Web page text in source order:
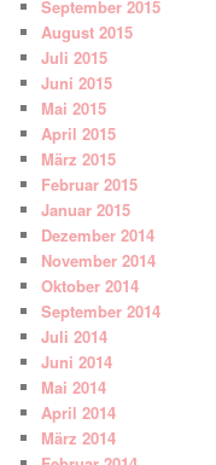
September 2015
August 2015
Juli 2015
Juni 2015
Mai 2015
April 2015
März 2015
Februar 2015
Januar 2015
Dezember 2014
November 2014
Oktober 2014
September 2014
Juli 2014
Juni 2014
Mai 2014
April 2014
März 2014